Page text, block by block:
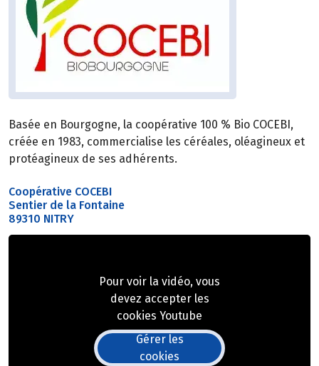
Basée en Bourgogne, la coopérative 100 % Bio COCEBI,
créée en 1983, commercialise les céréales, oléagineux et
protéagineux de ses adhérents.
Coopérative COCEBI
Sentier de la Fontaine
89310 NITRY
Pour voir la vidéo, vous
devez accepter les
cookies Youtube
Gérer les
cookies